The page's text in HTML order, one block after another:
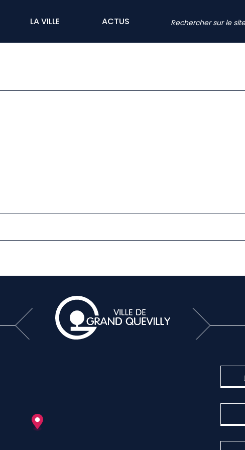
LA VILLE ACTUS